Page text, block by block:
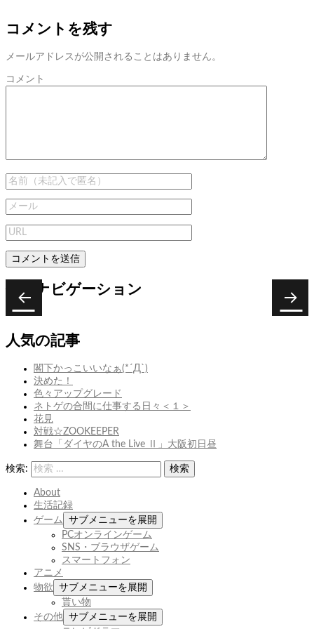
コメントを残す
メールアドレスが公開されることはありません。
コメント
投稿ナビゲーション
投稿:わ
ら
た
人気の記事
閣下かっこいいなぁ(*´Д`)
決めた！
色々アップグレード
ネトゲの合間に仕事する日々＜１＞
花見
対戦☆ZOOKEEPER
舞台「ダイヤのA the Live Ⅱ」大阪初日昼
検索: 検索
About
生活記録
ゲーム
サブメニューを展開
PCオンラインゲーム
SNS・ブラウザゲーム
スマートフォン
アニメ
物欲
サブメニューを展開
貰い物
その他 サブメニューを展開